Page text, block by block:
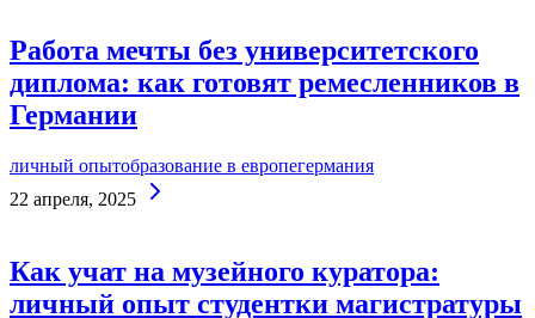
Работа мечты без университетского
диплома: как готовят ремесленников в
Германии
личный опытобразование в европегермания
22 апреля, 2025
Как учат на музейного куратора:
личный опыт студентки магистратуры